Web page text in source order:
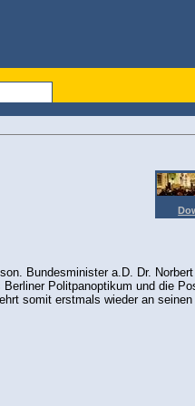
Bundesminister a.D. Dr.
Politpanoptikum und die
somit erstmals wieder an